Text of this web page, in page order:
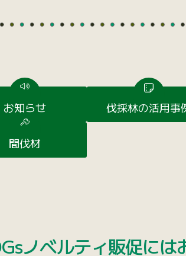
お知らせ 伐採林の活用事
間伐材
ノベルティ販促には